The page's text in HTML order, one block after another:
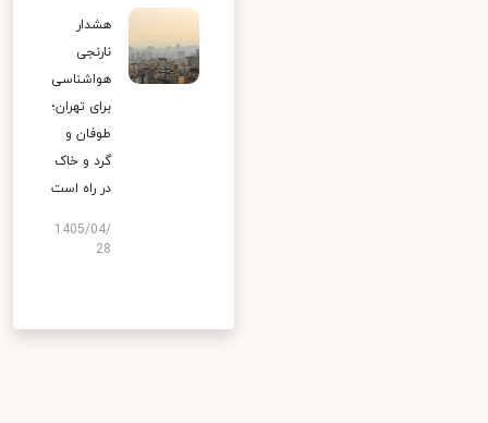
هشدار
نارنجی
هواشناسی
برای تهران؛
طوفان و
گرد و خاک
در راه است
1405/04/
28